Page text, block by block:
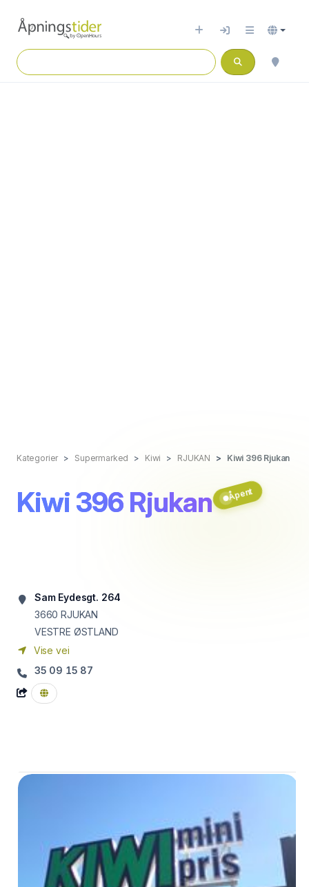
Kategorier Supermarked Kiwi RJUKAN Kiwi 396 Rjukan
Kiwi 396 Rjukan Åpent
Sam Eydesgt. 264
3660 RJUKAN
VESTRE ØSTLAND
Vise vei
35 09 15 87